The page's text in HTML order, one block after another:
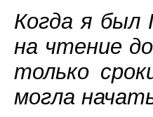
Когда я был
на чтение
только
могла